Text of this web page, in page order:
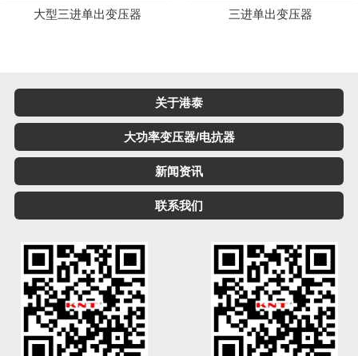
大型三进单出变压器 三进单出变压器
关于港泰
大功率变压器/电抗器
新闻资讯
联系我们